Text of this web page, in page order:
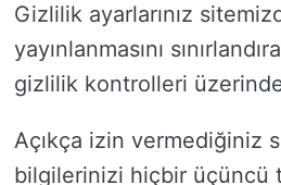
Gizlilik ayarlarınız
yayınlanmasını
gizlilik kontrolleri
Açıkça izin vermediğiniz
bilgilerinizi hiçbir üçüncü